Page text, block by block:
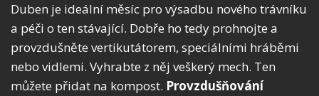
Duben je ideální měsíc pro výsadbu nového trávníku
a péči o ten stávající. Dobře ho tedy prohnojte a
provzdušněte vertikutátorem, speciálními hráběmi
nebo vidlemi. Vyhrabte z něj veškerý mech. Ten
můžete přidat na kompost. Provzdušňování